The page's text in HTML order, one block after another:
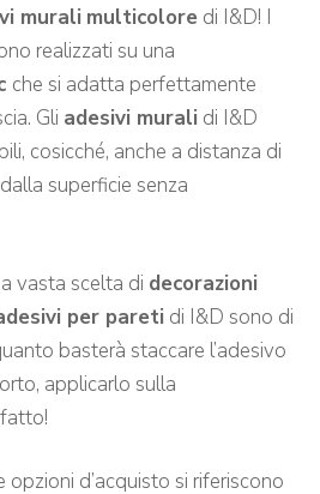
murali multicolore di I&D! I
realizzati su una
che si adatta perfettamente
Gli adesivi murali di I&D
cosicché, anche a distanza di
superficie senza
vasta scelta di decorazioni
per pareti di I&D sono di
basterà staccare l’adesivo
applicarlo sulla
opzioni d’acquisto si riferiscono